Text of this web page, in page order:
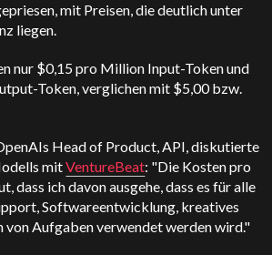
mit Preisen, die deutlich unter
liegen.
nur $0,15 pro Million Input-Token und
Token, verglichen mit $5,00 bzw.
Head of Product, API, diskutierte
mitVentureBeat: "Die Kosten pro
dass ich davon ausgehe, dass es für alle
Softwareentwicklung, kreatives
von Aufgaben verwendet werden wird."